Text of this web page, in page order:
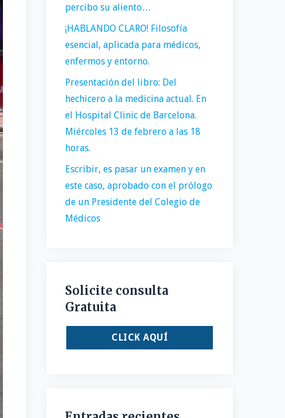
percibo su aliento…
¡HABLANDO CLARO! Filosofía
esencial, aplicada para médicos,
enfermos y entorno.
Presentación del libro: Del
hechicero a la medicina actual. En
el Hospital Clinic de Barcelona.
Miércoles 13 de febrero a las 18
horas.
Escribir, es pasar un examen y en
este caso, aprobado con el prólogo
de un Presidente del Colegio de
Médicos
Solicite consulta
Gratuita
CLICK AQUÍ